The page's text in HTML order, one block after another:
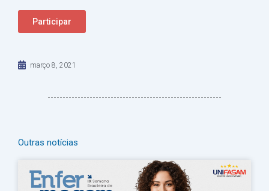
Participar
março 8, 2021
Outras notícias
PáginaPáginaPágina
PáginaPágina